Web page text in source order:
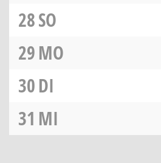
28SO
29MO
30DI
31 MI